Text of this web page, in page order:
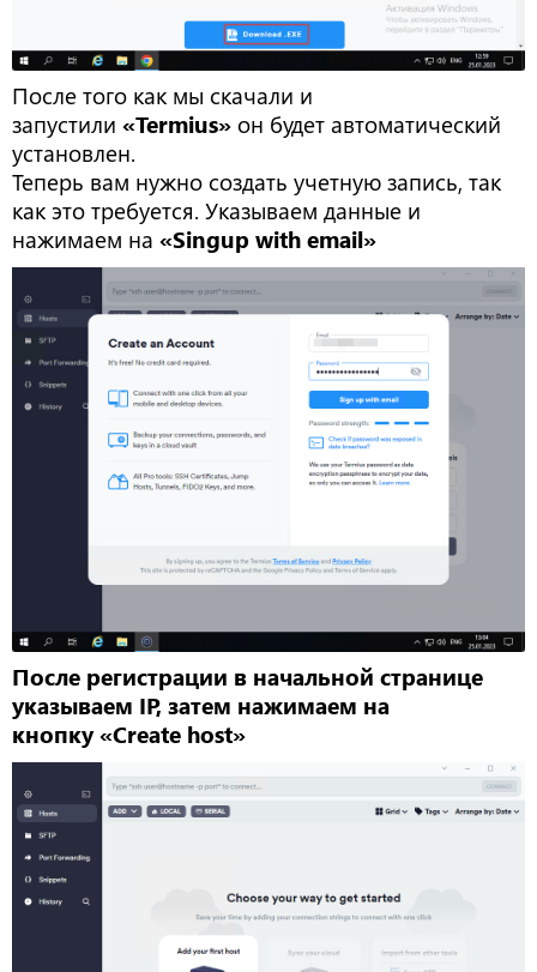
После того как мы скачали и
запустили «Termius» он будет автоматический
установлен.
Теперь вам нужно создать учетную запись, так
как это требуется. Указываем данные и
нажимаем на «Singup with email»
После регистрации в начальной странице
указываем IP, затем нажимаем на
кнопку «Create host»